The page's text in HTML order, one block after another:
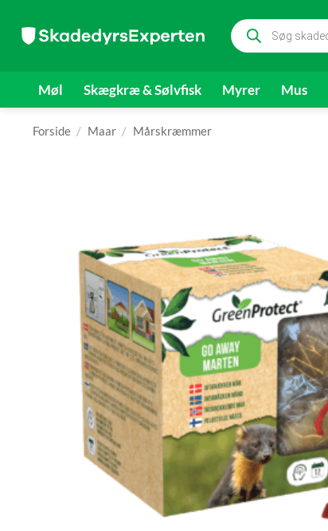
indhold
Products
search
Møl Skægkræ & Sølvfisk Myrer Mus
Forside / Maar / Mårskræmmer